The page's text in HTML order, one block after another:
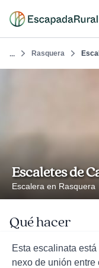
... Rasquera
Escaletes de
Escalera en Rasquera
Qué hacer
Esta escalinata
nexo de unión